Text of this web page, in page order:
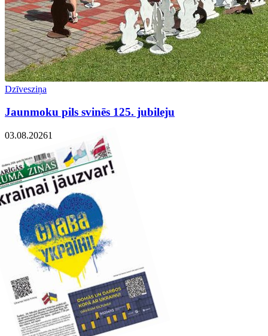
Dzīvesziņa
Jaunmoku pils svinēs 125. jubileju
03.08.20261